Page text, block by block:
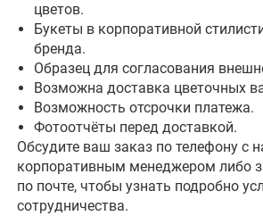
цветов.
Букеты в корпоративной
бренда.
Образец для согласования
Возможна доставка цветочных
Возможность отсрочки платежа.
Фотоотчёты перед доставкой.
Обсудите ваш заказ по телефону с
корпоративным менеджером либо
по почте, чтобы узнать подробно
сотрудничества.